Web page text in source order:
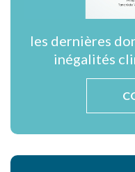
les dernières
inégalités